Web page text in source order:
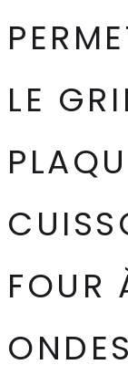
LE
FOUR